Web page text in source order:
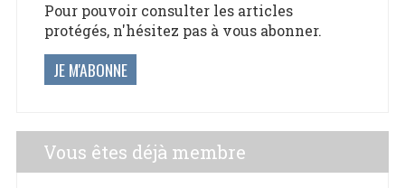
Pour pouvoir consulter les articles
protégés, n'hésitez pas à vous abonner.
JE M'ABONNE
Vous êtes déjà membre